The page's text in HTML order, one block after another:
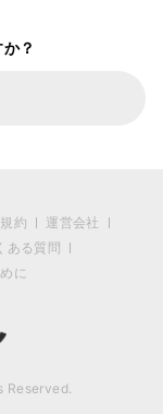
？
約
運営会社
ある質問
に
Reserved.